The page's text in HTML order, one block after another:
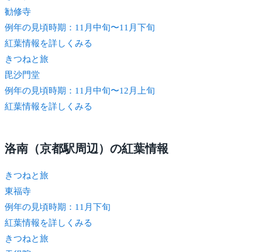
勧修寺
例年の見頃時期：11月中旬〜11月下旬
紅葉情報を詳しくみる
きつねと旅
毘沙門堂
例年の見頃時期：11月中旬〜12月上旬
紅葉情報を詳しくみる
洛南（京都駅周辺）の紅葉情報
きつねと旅
東福寺
例年の見頃時期：11月下旬
紅葉情報を詳しくみる
きつねと旅